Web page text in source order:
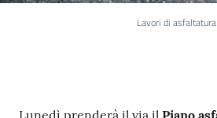
Lavori di asfaltatura
Lunedì prenderà il via il Piano